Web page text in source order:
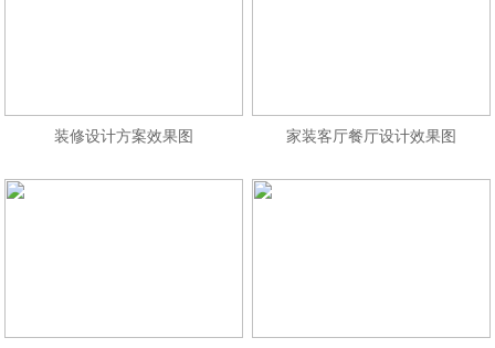
装修设计方案效果图 家装客厅餐厅设计效果图